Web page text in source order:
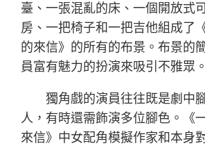
臺、一張混亂的床、一個開放式
房、一把椅子和一把吉他組成了
的來信》的所有的布景。布景的
員富有魅力的扮演來吸引不雅眾。
獨角戲的演員往往既是劇中
人，有時還需飾演多位腳色。《
來信》中女配角模擬作家和本身